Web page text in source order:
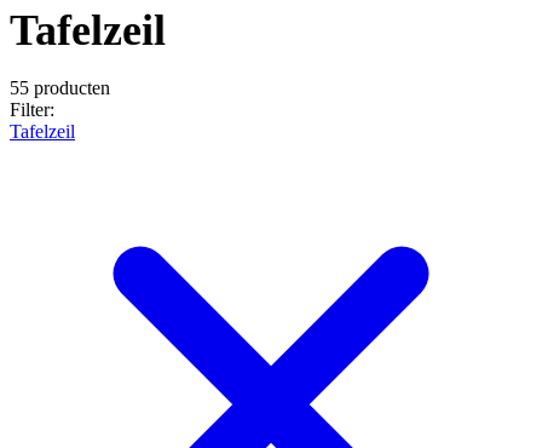
Tafelzeil
55 producten
Filter:
Tafelzeil